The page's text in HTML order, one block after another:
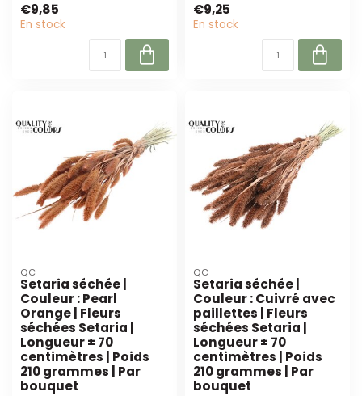
€9,85
En stock
de long et ...
€9,25
En stock
QC
Setaria séchée |
Couleur : Pearl
Orange | Fleurs
séchées Setaria |
Longueur ± 70
centimètres | Poids
210 grammes | Par
bouquet
QC
Setaria séchée |
Couleur : Cuivré avec
paillettes | Fleurs
séchées Setaria |
Longueur ± 70
centimètres | Poids
210 grammes | Par
bouquet